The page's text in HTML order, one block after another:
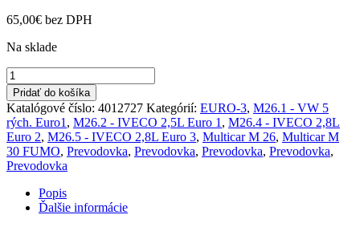
65,00€ bez DPH
Na sklade
množstvo
Spojka
čerpadla
M261,2,4,5
FUMO
E-
3
Pridať do košíka
Katalógové číslo: 4012727 Kategórií: EURO-3, M26.1 - VW 5
rých. Euro1 , M26.2 - IVECO 2,5L Euro 1 , M26.4 - IVECO 2,8L
Euro 2, M26.5 - IVECO 2,8L Euro 3, Multicar M 26, Multicar M
30 FUMO, Prevodovka, Prevodovka, Prevodovka, Prevodovka,
Prevodovka
Popis
Ďalšie informácie